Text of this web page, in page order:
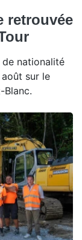
retrouvée
de nationalité
sur le
Blanc.